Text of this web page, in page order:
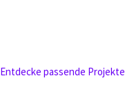
Entdecke passende Projekte